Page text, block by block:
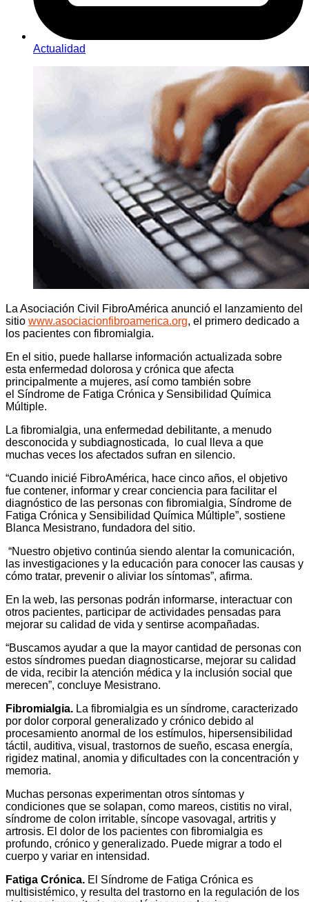
Actualidad
La Asociación Civil FibroAmérica anunció el lanzamiento del
sitio www.asociacionfibroamerica.org, el primero dedicado a
los pacientes con fibromialgia.
En el sitio, puede hallarse información actualizada sobre
esta enfermedad dolorosa y crónica que afecta
principalmente a mujeres, así como también sobre
el Síndrome de Fatiga Crónica y Sensibilidad Química
Múltiple.
La fibromialgia, una enfermedad debilitante, a menudo
desconocida y subdiagnosticada, lo cual lleva a que
muchas veces los afectados sufran en silencio.
“Cuando inicié FibroAmérica, hace cinco años, el objetivo
fue contener, informar y crear conciencia para facilitar el
diagnóstico de las personas con fibromialgia, Síndrome de
Fatiga Crónica y Sensibilidad Química Múltiple”, sostiene
Blanca Mesistrano, fundadora del sitio.
“Nuestro objetivo continúa siendo alentar la comunicación,
las investigaciones y la educación para conocer las causas y
cómo tratar, prevenir o aliviar los síntomas”, afirma.
En la web, las personas podrán informarse, interactuar con
otros pacientes, participar de actividades pensadas para
mejorar su calidad de vida y sentirse acompañadas.
“Buscamos ayudar a que la mayor cantidad de personas con
estos síndromes puedan diagnosticarse, mejorar su calidad
de vida, recibir la atención médica y la inclusión social que
merecen”, concluye Mesistrano.
Fibromialgia. La fibromialgia es un síndrome, caracterizado
por dolor corporal generalizado y crónico debido al
procesamiento anormal de los estímulos, hipersensibilidad
táctil, auditiva, visual, trastornos de sueño, escasa energía,
rigidez matinal, anomia y dificultades con la concentración y
memoria.
Muchas personas experimentan otros síntomas y
condiciones que se solapan, como mareos, cistitis no viral,
síndrome de colon irritable, síncope vasovagal, artritis y
artrosis. El dolor de los pacientes con fibromialgia es
profundo, crónico y generalizado. Puede migrar a todo el
cuerpo y variar en intensidad.
Fatiga Crónica. El Síndrome de Fatiga Crónica es
multisistémico, y resulta del trastorno en la regulación de los